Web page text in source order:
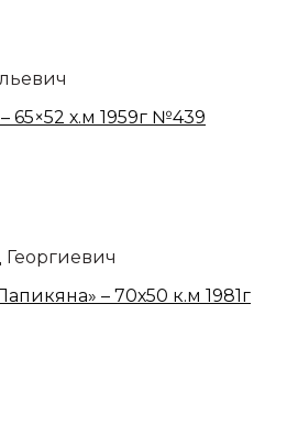
65×52 х.м 1959г №439
– 70х50 к.м 1981г